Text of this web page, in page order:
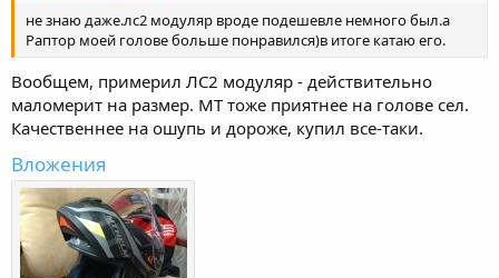
не знаю даже.лс2 модуляр вроде подешевле немного был.а
Раптор моей голове больше понравился)в итоге катаю его.
Вообщем, примерил ЛС2 модуляр - действительно
маломерит на размер. МТ тоже приятнее на голове сел.
Качественнее на ошупь и дороже, купил все-таки.
Вложения